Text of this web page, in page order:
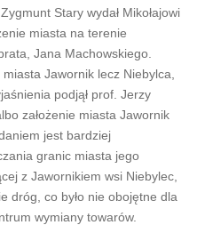
Stary wydał Mikołajowi
miasta na terenie
Jana Machowskiego.
Jawornik lecz Niebylca,
podjął prof. Jerzy
założenie miasta Jawornik
jest bardziej
granic miasta jego
z Jawornikiem wsi Niebylec,
dróg, co było nie obojętne dla
wymiany towarów.